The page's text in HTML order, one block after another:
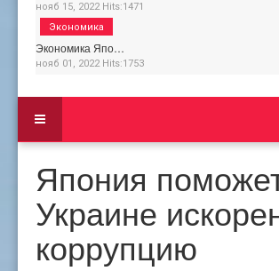
нояб 15, 2022 Hits:1471
Экономика Япо…
нояб 01, 2022 Hits:1753
Экономика
Япония
Украине
коррупцию